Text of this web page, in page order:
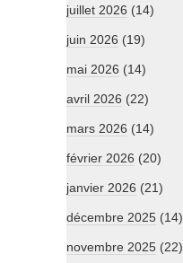
juillet 2026 (14)
juin 2026 (19)
mai 2026 (14)
avril 2026 (22)
mars 2026 (14)
février 2026 (20)
janvier 2026 (21)
décembre 2025 (14)
novembre 2025 (22)